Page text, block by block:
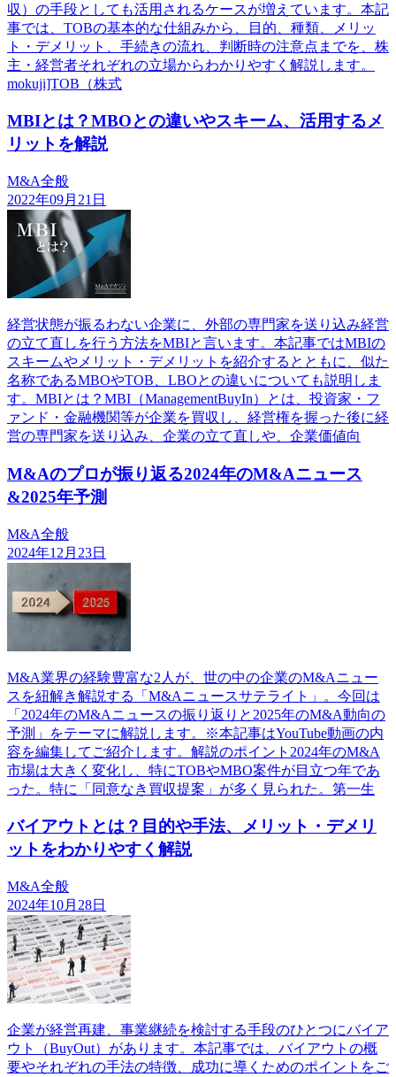
収）の手段としても活用されるケースが増えています。本記
事では、TOBの基本的な仕組みから、目的、種類、メリッ
ト・デメリット、手続きの流れ、判断時の注意点までを、株
主・経営者それぞれの立場からわかりやすく解説します。
mokuji]TOB（株式
MBIとは？MBOとの違いやスキーム、活用するメ
リットを解説
M&A全般
2022年09月21日
経営状態が振るわない企業に、外部の専門家を送り込み経営
の立て直しを行う方法をMBIと言います。本記事ではMBIの
スキームやメリット・デメリットを紹介するとともに、似た
名称であるMBOやTOB、LBOとの違いについても説明しま
す。MBIとは？MBI（ManagementBuyIn）とは、投資家・フ
ァンド・金融機関等が企業を買収し、経営権を握った後に経
営の専門家を送り込み、企業の立て直しや、企業価値向
M&Aのプロが振り返る2024年のM&Aニュース
&2025年予測
M&A全般
2024年12月23日
M&A業界の経験豊富な2人が、世の中の企業のM&Aニュー
スを紐解き解説する「M&Aニュースサテライト」。今回は
「2024年のM&Aニュースの振り返りと2025年のM&A動向の
予測」をテーマに解説します。※本記事はYouTube動画の内
容を編集してご紹介します。解説のポイント2024年のM&A
市場は大きく変化し、特にTOBやMBO案件が目立つ年であ
った。特に「同意なき買収提案」が多く見られた。第一生
バイアウトとは？目的や手法、メリット・デメリ
ットをわかりやすく解説
M&A全般
2024年10月28日
企業が経営再建、事業継続を検討する手段のひとつにバイア
ウト（BuyOut）があります。本記事では、バイアウトの概
要やそれぞれの手法の特徴、成功に導くためのポイントをご